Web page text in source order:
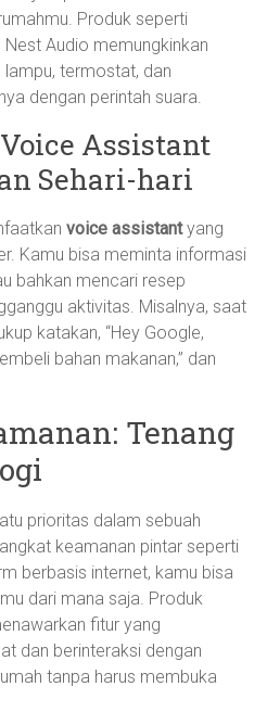
Produk seperti
Audio memungkinkan
termostat, dan
dengan perintah suara.
Assistant
Sehari-hari
voice assistantyang
Kamu bisa meminta informasi
bahkan mencari resep
aktivitas. Misalnya, saat
katakan, “Hey Google,
bahan makanan,” dan
Tenang
prioritas dalam sebuah
keamanan pintar seperti
berbasis internet, kamu bisa
dari mana saja. Produk
fitur yang
dan berinteraksi dengan
tanpa harus membuka